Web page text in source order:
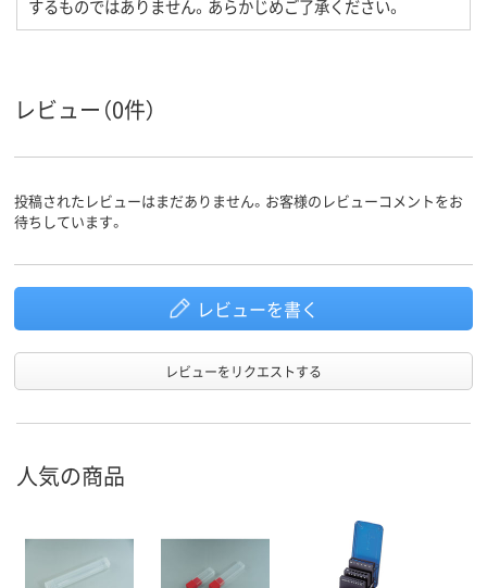
するものではありません。あらかじめご了承ください。
レビュー（0件）
投稿されたレビューはまだありません。お客様のレビューコメントをお
待ちしています。
レビューを書く
レビューをリクエストする
人気の商品